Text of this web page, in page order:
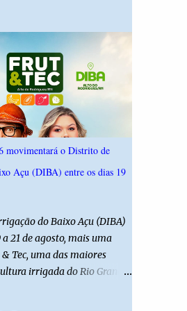
manifestou
vítima e aos familiares e
outros 43,8% não
A pesquisa IPSsensus
em todas as regiões do
entre os dias 18 e 22 de
levantamento possui
de 2,5 pontos percentuais e
de 95%. Registro no TSE:
movimentará o Distrito de
Açu (DIBA) entre os dias 19
do Baixo Açu (DIBA)
a 21 de agosto, mais uma
Tec, uma das maiores
irrigada do Rio Grande